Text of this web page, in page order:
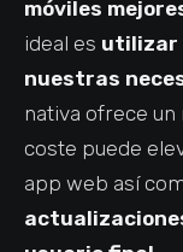
móviles
ideal es utilizar
nuestras
nativa ofrece
coste puede
app web así